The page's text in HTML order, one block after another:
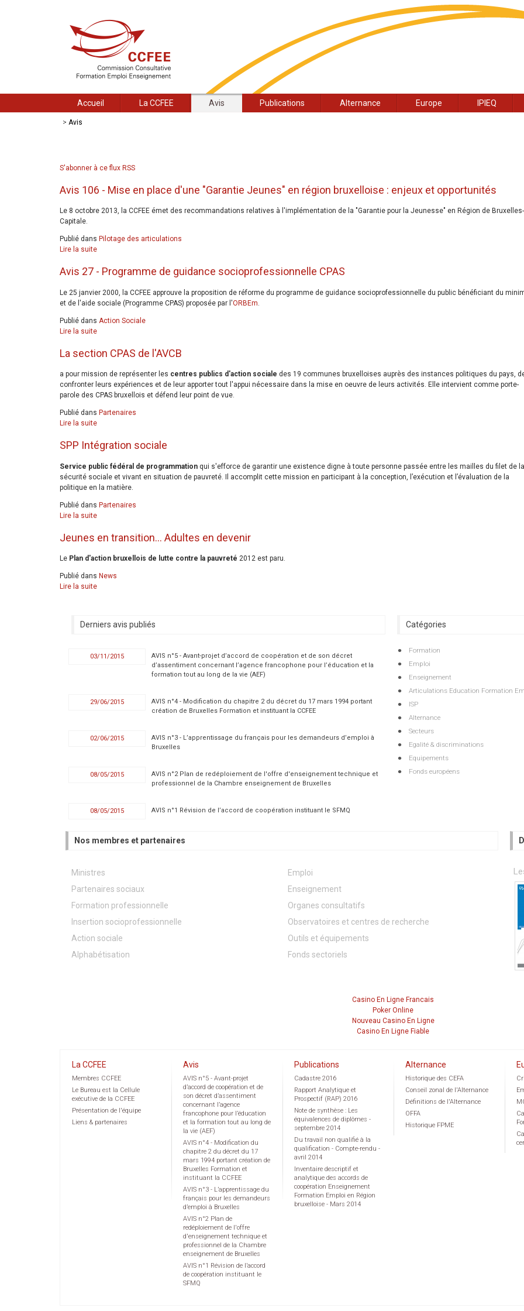
Accueil La CCFEE Avis Publications Alternance Europe IPIEQ
> Avis
S'abonner à ce flux RSS
Avis 106 - Mise en place d'une "Garantie Jeunes" en région bruxelloise : enjeux et opportunités
Le 8 octobre 2013, la CCFEE émet des recommandations relatives à l'implémentation de la "Garantie pour la Jeunesse" en Région de Bruxelles-
Capitale.
Publié dans Pilotage des articulations
Lire la suite
Avis 27 - Programme de guidance socioprofessionnelle CPAS
Le 25 janvier 2000, la CCFEE approuve la proposition de réforme du programme de guidance socioprofessionnelle du public bénéficiant du
et de l'aide sociale (Programme CPAS) proposée par l'ORBEm.
Publié dans Action Sociale
Lire la suite
La section CPAS de l'AVCB
a pour mission de représenter les centres publics d'action sociale des 19 communes bruxelloises auprès des instances politiques du pays,
confronter leurs expériences et de leur apporter tout l'appui nécessaire dans la mise en oeuvre de leurs activités. Elle intervient comme porte-
parole des CPAS bruxellois et défend leur point de vue.
Publié dans Partenaires
Lire la suite
SPP Intégration sociale
Service public fédéral de programmation qui s'efforce de garantir une existence digne à toute personne passée entre les mailles du filet de la
sécurité sociale et vivant en situation de pauvreté. Il accomplit cette mission en participant à la conception, l’exécution et l’évaluation de la
politique en la matière.
Publié dans Partenaires
Lire la suite
Jeunes en transition... Adultes en devenir
Le Plan d'action bruxellois de lutte contre la pauvreté 2012 est paru.
Publié dans News
Lire la suite
Derniers avis publiés
03/11/2015
AVIS n°5 - Avant-projet d’accord de coopération et de son décret
d’assentiment concernant l’agence francophone pour l’éducation et la
formation tout au long de la vie (AEF)
29/06/2015
AVIS n°4 - Modification du chapitre 2 du décret du 17 mars 1994 portant
création de Bruxelles Formation et instituant la CCFEE
02/06/2015
AVIS n°3 - L’apprentissage du français pour les demandeurs d’emploi à
Bruxelles
08/05/2015
AVIS n°2 Plan de redéploiement de l'offre d'enseignement technique et
professionnel de la Chambre enseignement de Bruxelles
08/05/2015 AVIS n°1 Révision de l’accord de coopération instituant le SFMQ
Catégories
Formation
Emploi
Enseignement
Articulations Education Formation
ISP
Alternance
Secteurs
Egalité & discriminations
Equipements
Fonds européens
Nos membres et partenaires
Ministres
Partenaires sociaux
Formation professionnelle
Insertion socioprofessionnelle
Action sociale
Alphabétisation
Emploi
Enseignement
Organes consultatifs
Observatoires et centres de recherche
Outils et équipements
Fonds sectoriels
Casino En Ligne Francais
Poker Online
Nouveau Casino En Ligne
Casino En Ligne Fiable
La CCFEE
Membres CCFEE
Le Bureau est la Cellule
exécutive de la CCFEE
Présentation de l'équipe
Liens & partenaires
Avis
AVIS n°5 - Avant-projet
d’accord de coopération et de
son décret d’assentiment
concernant l’agence
francophone pour l’éducation
et la formation tout au long de
la vie (AEF)
AVIS n°4 - Modification du
chapitre 2 du décret du 17
mars 1994 portant création de
Bruxelles Formation et
instituant la CCFEE
AVIS n°3 - L’apprentissage du
français pour les demandeurs
d’emploi à Bruxelles
AVIS n°2 Plan de
redéploiement de l'offre
d'enseignement technique et
professionnel de la Chambre
enseignement de Bruxelles
AVIS n°1 Révision de l’accord
de coopération instituant le
SFMQ
Publications
Cadastre 2016
Rapport Analytique et
Prospectif (RAP) 2016
Note de synthèse : Les
équivalences de diplômes -
septembre 2014
Du travail non qualifié à la
qualification - Compte-rendu -
avril 2014
Inventaire descriptif et
analytique des accords de
coopération Enseignement
Formation Emploi en Région
bruxelloise - Mars 2014
Alternance
Historique des CEFA
Conseil zonal de l'Alternance
Définitions de l'Alternance
OFFA
Historique FPME